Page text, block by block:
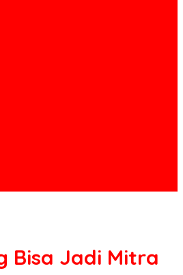
Bisa Jadi Mitra